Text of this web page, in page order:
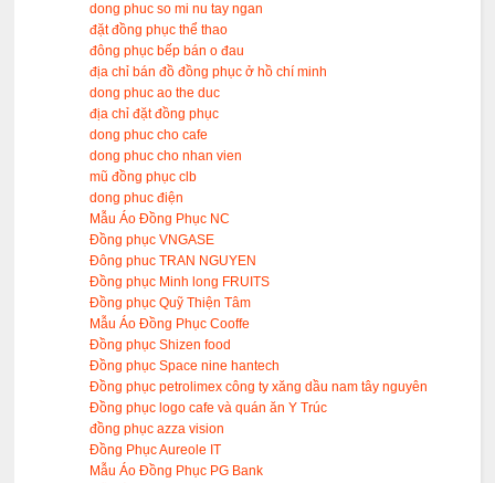
dong phuc so mi nu tay ngan
đặt đồng phục thể thao
đông phục bếp bán o đau
địa chỉ bán đồ đồng phục ở hồ chí minh
dong phuc ao the duc
địa chỉ đặt đồng phục
dong phuc cho cafe
dong phuc cho nhan vien
mũ đồng phục clb
dong phuc điện
Mẫu Áo Đồng Phục NC
Đồng phục VNGASE
Đông phuc TRAN NGUYEN
Đồng phục Minh long FRUITS
Đồng phục Quỹ Thiện Tâm
Mẫu Áo Đồng Phục Cooffe
Đồng phục Shizen food
Đồng phục Space nine hantech
Đồng phục petrolimex công ty xăng dầu nam tây nguyên
Đồng phục logo cafe và quán ăn Y Trúc
đồng phục azza vision
Đồng Phục Aureole IT
Mẫu Áo Đồng Phục PG Bank